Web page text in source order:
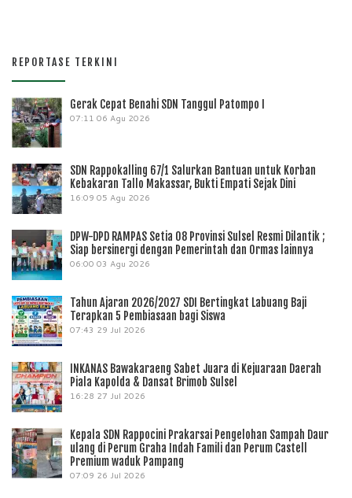
REPORTASE TERKINI
Gerak Cepat Benahi SDN Tanggul Patompo I
07:11 06 Agu 2026
SDN Rappokalling 67/1 Salurkan Bantuan untuk Korban
Kebakaran Tallo Makassar, Bukti Empati Sejak Dini
16:09 05 Agu 2026
DPW-DPD RAMPAS Setia 08 Provinsi Sulsel Resmi Dilantik ;
Siap bersinergi dengan Pemerintah dan Ormas lainnya
06:00 03 Agu 2026
Tahun Ajaran 2026/2027 SDI Bertingkat Labuang Baji
Terapkan 5 Pembiasaan bagi Siswa
07:43 29 Jul 2026
INKANAS Bawakaraeng Sabet Juara di Kejuaraan Daerah
Piala Kapolda & Dansat Brimob Sulsel
16:28 27 Jul 2026
Kepala SDN Rappocini Prakarsai Pengelohan Sampah Daur
ulang di Perum Graha Indah Famili dan Perum Castell
Premium waduk Pampang
07:09 26 Jul 2026